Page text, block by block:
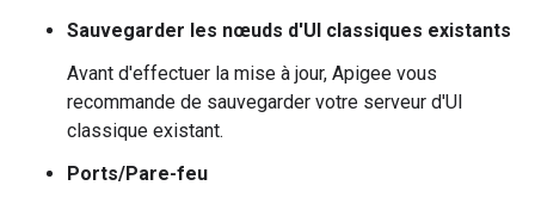
Sauvegarder les nœuds d'UI classiques existants
Avant d'effectuer la mise à jour, Apigee vous
recommande de sauvegarder votre serveur d'UI
classique existant.
Ports/Pare-feu